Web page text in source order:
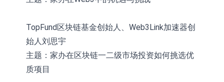
TopFund区块链基金创始人、Web3Link加速器创
始人刘思宇
主题：家办在区块链一二级市场投资如何挑选优
质项目